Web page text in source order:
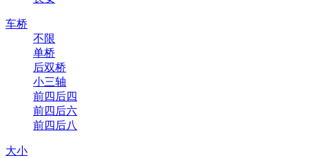
车桥
不限
单桥
后双桥
小三轴
前四后四
前四后六
前四后八
大小